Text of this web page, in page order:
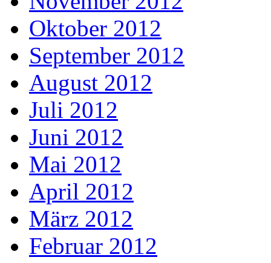
Oktober 2012
September 2012
August 2012
Juli 2012
Juni 2012
Mai 2012
April 2012
März 2012
Februar 2012